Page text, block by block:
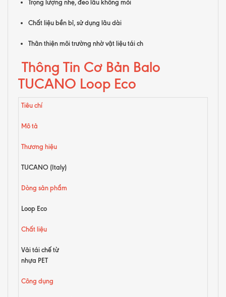
Trọng lượng nhẹ, đeo lâu không mỏi
Chất liệu bền bỉ, sử dụng lâu dài
Thân thiện môi trường nhờ vật liệu tái ch
Thông Tin Cơ Bản Balo
TUCANO Loop Eco
Tiêu chí
Mô tả
Thương hiệu
TUCANO (Italy)
Dòng sản phẩm
Loop Eco
Chất liệu
Vải tái chế từ
nhựa PET
Công dụng